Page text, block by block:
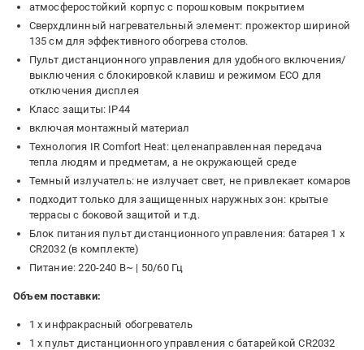
атмосферостойкий корпус с порошковым покрытием
Сверхдлинный нагревательный элемент: прожектор шириной
135 см для эффективного обогрева столов.
Пульт дистанционного управления для удобного включения/
выключения с блокировкой клавиш и режимом ECO для
отключения дисплея
Класс защиты: IP44
включая монтажный материал
Технология IR Comfort Heat: целенаправленная передача
тепла людям и предметам, а не окружающей среде
Темный излучатель: не излучает свет, не привлекает комаров
подходит только для защищенных наружных зон: крытые
террасы с боковой защитой и т.д.
Блок питания пульт дистанционного управления: батарея 1 x
CR2032 (в комплекте)
Питание: 220-240 В~ | 50/60 Гц
Объем поставки:
1 х инфракрасный обогреватель
1 x пульт дистанционного управления с батарейкой CR2032